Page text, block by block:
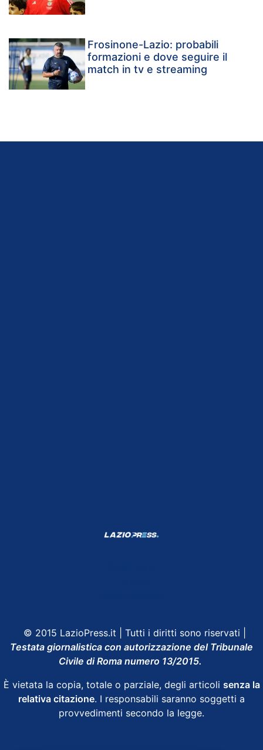
Frosinone-Lazio: probabili
formazioni e dove seguire il
match in tv e streaming
© 2015 LazioPress.it | Tutti i diritti sono riservati |
Testata giornalistica con autorizzazione del Tribunale
Civile di Roma numero 13/2015.
È vietata la copia, totale o parziale, degli articoli senza la
relativa citazione. I responsabili saranno soggetti a
provvedimenti secondo la legge.